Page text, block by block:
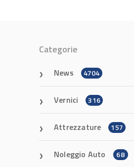
Categorie
News 4704
Vernici 316
Attrezzature 157
Noleggio Auto 68